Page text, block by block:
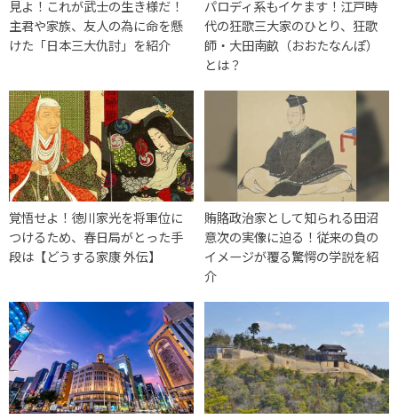
見よ！これが武士の生き様だ！
主君や家族、友人の為に命を懸
けた「日本三大仇討」を紹介
パロディ系もイケます！江戸時
代の狂歌三大家のひとり、狂歌
師・大田南畝（おおたなんぽ）
とは？
覚悟せよ！徳川家光を将軍位に
つけるため、春日局がとった手
段は【どうする家康 外伝】
賄賂政治家として知られる田沼
意次の実像に迫る！従来の負の
イメージが覆る驚愕の学説を紹
介